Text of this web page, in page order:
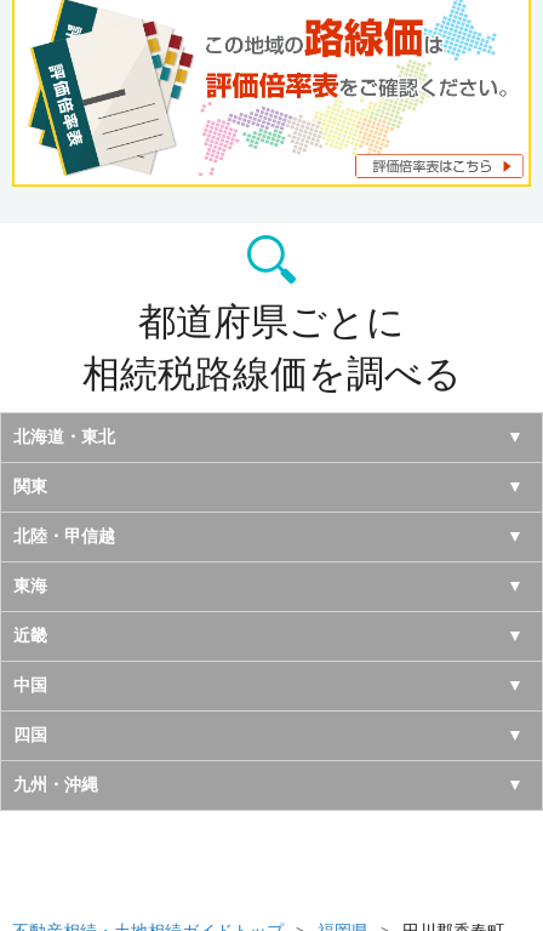
都道府県ごとに
相続税路線価を調べる
北海道・東北
北海道
青森県
岩手県
宮城県
秋田県
山形県
福島県
関東
東京都
神奈川県
千葉県
埼玉県
茨城県
栃木県
北陸・甲信越
山梨県
長野県
新潟県
富山県
石川県
東海
愛知県
岐阜県
三重県
静岡県
近畿
大阪府
京都府
兵庫県
中国
鳥取県
島根県
四国
徳島県
九州・沖縄